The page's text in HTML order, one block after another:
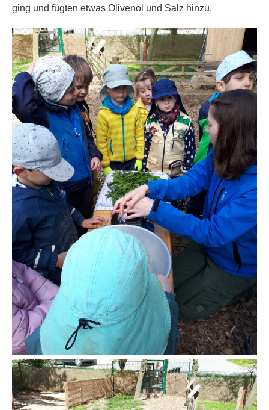
ging und fügten etwas Olivenöl und Salz hinzu.